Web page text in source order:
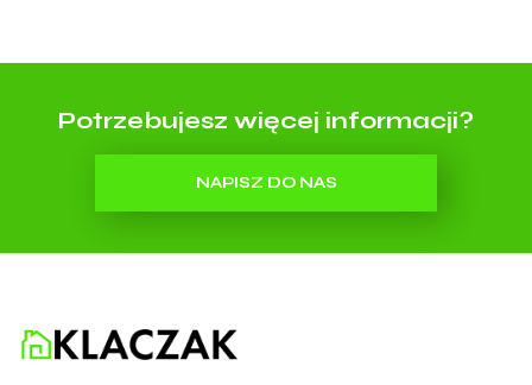
Potrzebujesz więcej informacji?
NAPISZ DO NAS